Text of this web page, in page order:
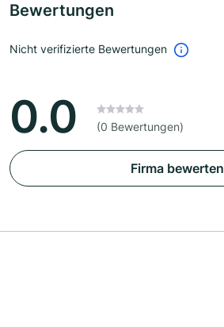
Bewertungen
Nicht verifizierte Bewertungen
0.0 (0 Bewertungen)
Firma bewerten